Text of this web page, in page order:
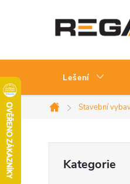
Lešení
Domů
Stavební
kategorie
Kategorie